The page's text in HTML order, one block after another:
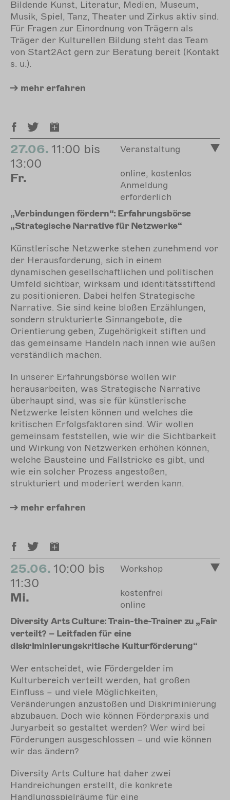
Bildende Kunst, Literatur, Medien, Museum,
Musik, Spiel, Tanz, Theater und Zirkus aktiv sind.
Für Fragen zur Einordnung von Trägern als
Träger der Kulturellen Bildung steht das Team
von Start2Act gern zur Beratung bereit (Kontakt
s. u.).
mehr erfahren
27.06. 11:00 bis
13:00
Fr.
Veranstaltung
online, kostenlos
Anmeldung
erforderlich
„Verbindungen fördern“: Erfahrungsbörse
„Strategische Narrative für Netzwerke“
Künstlerische Netzwerke stehen zunehmend vor
der Herausforderung, sich in einem
dynamischen gesellschaftlichen und politischen
Umfeld sichtbar, wirksam und identitätsstiftend
zu positionieren. Dabei helfen Strategische
Narrative. Sie sind keine bloßen Erzählungen,
sondern strukturierte Sinnangebote, die
Orientierung geben, Zugehörigkeit stiften und
das gemeinsame Handeln nach innen wie außen
verständlich machen.
In unserer Erfahrungsbörse wollen wir
herausarbeiten, was Strategische Narrative
überhaupt sind, was sie für künstlerische
Netzwerke leisten können und welches die
kritischen Erfolgsfaktoren sind. Wir wollen
gemeinsam feststellen, wie wir die Sichtbarkeit
und Wirkung von Netzwerken erhöhen können,
welche Bausteine und Fallstricke es gibt, und
wie ein solcher Prozess angestoßen,
strukturiert und moderiert werden kann.
mehr erfahren
25.06. 10:00 bis
11:30
Mi.
Workshop
kostenfrei
online
Diversity Arts Culture: Train-the-Trainer zu „Fair
verteilt? – Leitfaden für eine
diskriminierungskritische Kulturförderung“
Wer entscheidet, wie Fördergelder im
Kulturbereich verteilt werden, hat großen
Einfluss – und viele Möglichkeiten,
Veränderungen anzustoßen und Diskriminierung
abzubauen. Doch wie können Förderpraxis und
Juryarbeit so gestaltet werden? Wer wird bei
Förderungen ausgeschlossen – und wie können
wir das ändern?
Diversity Arts Culture hat daher zwei
Handreichungen erstellt, die konkrete
Handlungsspielräume für eine